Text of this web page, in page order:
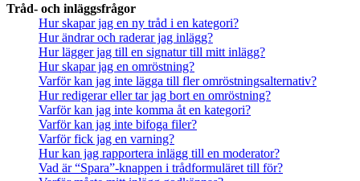
Tråd- och inläggsfrågor
Hur skapar jag en ny tråd i en kategori?
Hur ändrar och raderar jag inlägg?
Hur lägger jag till en signatur till mitt inlägg?
Hur skapar jag en omröstning?
Varför kan jag inte lägga till fler omröstningsalternativ?
Hur redigerar eller tar jag bort en omröstning?
Varför kan jag inte komma åt en kategori?
Varför kan jag inte bifoga filer?
Varför fick jag en varning?
Hur kan jag rapportera inlägg till en moderator?
Vad är “Spara”-knappen i trådformuläret till för?